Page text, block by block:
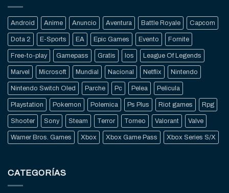
Android Anime Anuncio Aventura Battle Royale Capcom
Dota 2 E-Sports EA Epic Games Evento Fornite
Free-to-play Gamepass Gratis Ios League Of Legends
Marvel Microsoft Mundial Nacional Netflix Nintendo
Nintendo Switch Oled Parche Pc Pelea Pelicula
Playstation Pokemon Polemica Ps Plus Riot games Rpg
Shooter Sony Steam Terror Torneo Valorant Valve
Warner Bros. Games Xbox Xbox Game Pass Xbox Series S/X
CATEGORÍAS